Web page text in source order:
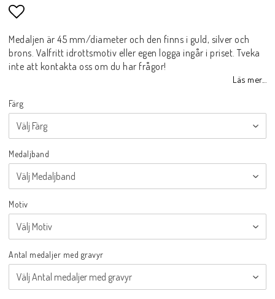
Lägg till i favoritlistan
Medaljen är 45 mm/diameter och den finns i guld, silver och
brons. Valfritt idrottsmotiv eller egen logga ingår i priset. Tveka
inte att kontakta oss om du har frågor!
Läs mer...
Färg
Medaljband
Motiv
Antal medaljer med gravyr